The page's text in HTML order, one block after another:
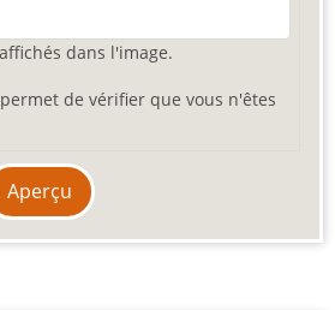
dans l'image.
de vérifier que vous n'êtes